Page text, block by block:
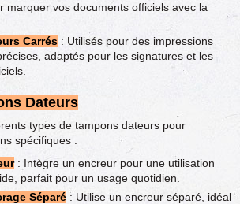
marquer vos documents officiels avec la
Carrés : Utilisés pour des impressions
adaptés pour les signatures et les
Dateurs
types de tampons dateurs pour
spécifiques :
: Intègre un encreur pour une utilisation
parfait pour un usage quotidien.
Séparé : Utilise un encreur séparé, idéal